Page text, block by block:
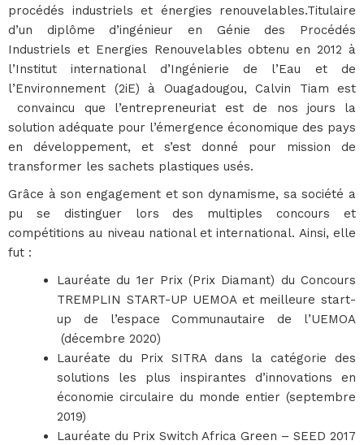
procédés industriels et énergies renouvelables.Titulaire
d’un diplôme d’ingénieur en Génie des Procédés
Industriels et Energies Renouvelables obtenu en 2012 à
l’Institut international d’Ingénierie de l’Eau et de
l’Environnement (2iE) à Ouagadougou, Calvin Tiam est
convaincu que l’entrepreneuriat est de nos jours la
solution adéquate pour l’émergence économique des pays
en développement, et s’est donné pour mission de
transformer les sachets plastiques usés.
Grâce à son engagement et son dynamisme, sa société a
pu se distinguer lors des multiples concours et
compétitions au niveau national et international. Ainsi, elle
fut :
Lauréate du 1er Prix (Prix Diamant) du Concours
TREMPLIN START-UP UEMOA et meilleure start-
up de l’espace Communautaire de l’UEMOA
(décembre 2020)
Lauréate du Prix SITRA dans la catégorie des
solutions les plus inspirantes d’innovations en
économie circulaire du monde entier (septembre
2019)
Lauréate du Prix Switch Africa Green – SEED 2017